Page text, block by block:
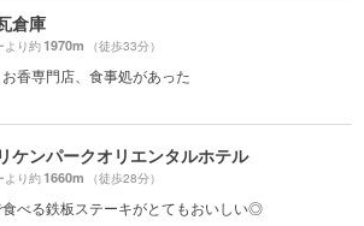
倉庫
より約1970m （徒歩33分）
香専門店、食事処があった
ケンパークオリエンタルホテル
より約1660m （徒歩28分）
べる鉄板ステーキがとてもおいしい◎